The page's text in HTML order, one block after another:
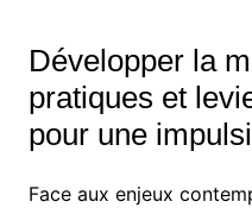
Développer la
pratiques et
pour une
Face aux enjeux